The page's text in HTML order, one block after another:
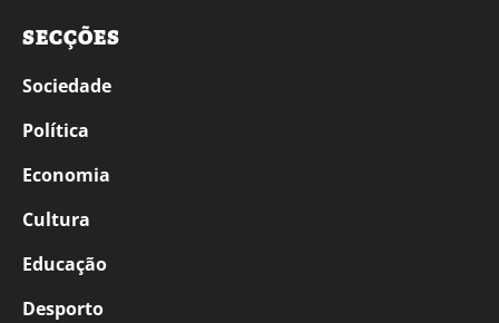
SECÇÕES
Sociedade
Política
Economia
Cultura
Educação
Desporto